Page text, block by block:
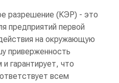
разрешение (КЭР) - это
предприятий первой
на окружающую
приверженность
гарантирует, что
всем